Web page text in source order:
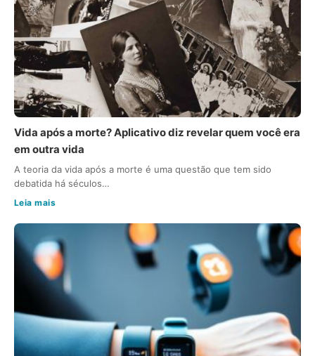
Vida após a morte? Aplicativo diz revelar quem você era
em outra vida
A teoria da vida após a morte é uma questão que tem sido
debatida há séculos…
Leia mais